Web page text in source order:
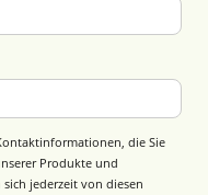
die Sie
Produkte und
jederzeit von diesen